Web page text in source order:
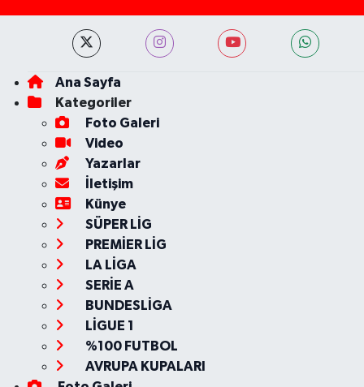
Ana Sayfa
Kategoriler
Foto Galeri
Video
Yazarlar
İletişim
Künye
SÜPER LİG
PREMİER LİG
LA LİGA
SERİE A
BUNDESLİGA
LİGUE 1
%100 FUTBOL
AVRUPA KUPALARI